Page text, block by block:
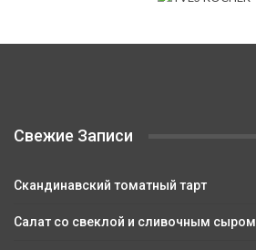
Свежие Записи
Скандинавский томатный тарт
Салат со свеклой и сливочным сыром